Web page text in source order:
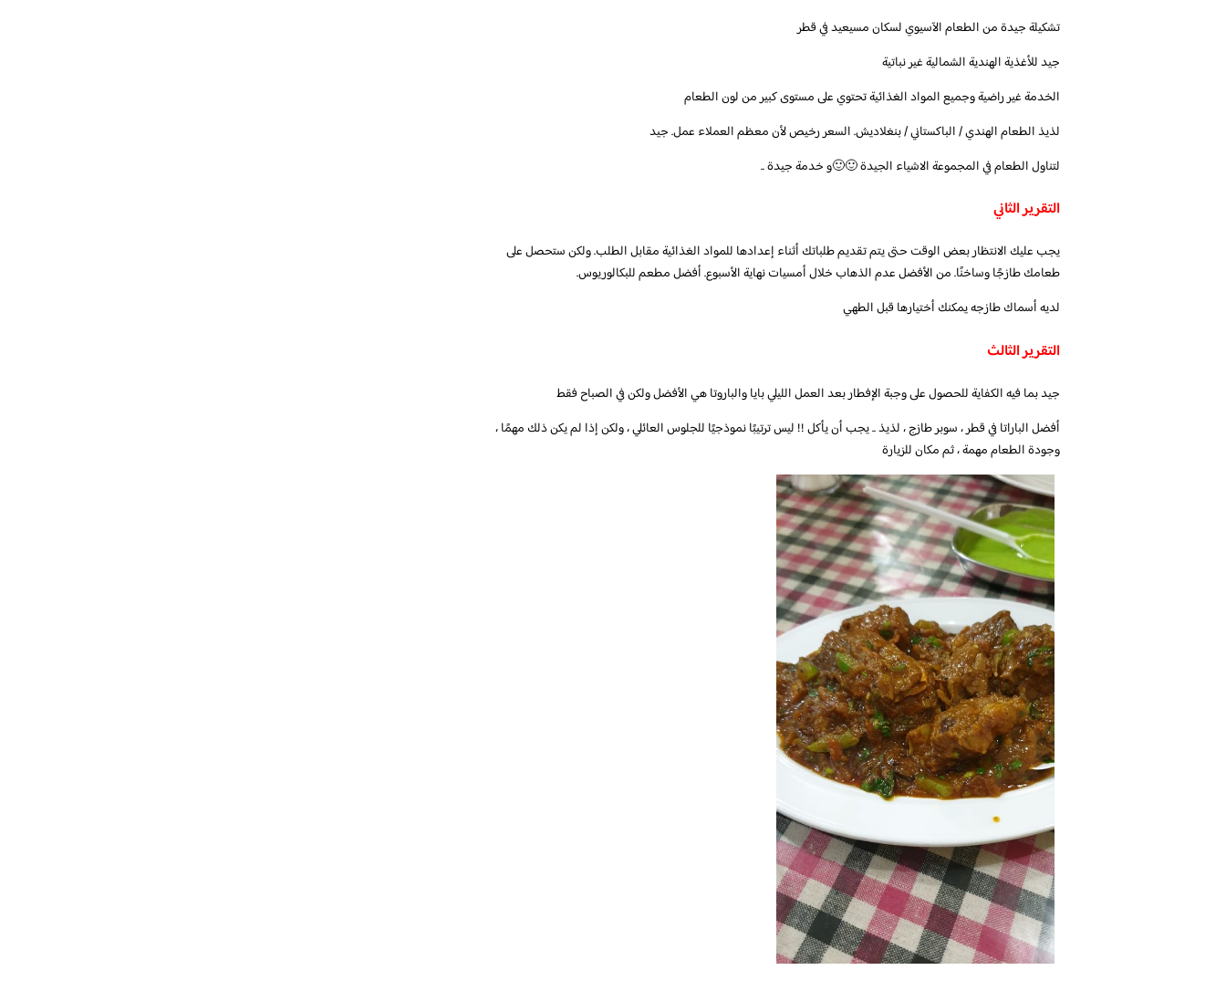
تشكيلة جيدة من الطعام الآسيوي لسكان مسيعيد في قطر
جيد للأغذية الهندية الشمالية غير نباتية
الخدمة غير راضية وجميع المواد الغذائية تحتوي على مستوى كبير من لون الطعام
لذيذ الطعام الهندي / الباكستاني / بنغلاديش. السعر رخيص لأن معظم العملاء عمل. جيد
لتناول الطعام في المجموعة الاشياء الجيدة 🙂🙂و خدمة جيدة ..
التقرير الثاني
يجب عليك الانتظار بعض الوقت حتى يتم تقديم طلباتك أثناء إعدادها للمواد الغذائية مقابل الطلب. ولكن ستحصل على
طعامك طازجًا وساخنًا. من الأفضل عدم الذهاب خلال أمسيات نهاية الأسبوع. أفضل مطعم للبكالوريوس.
لديه أسماك طازجه يمكنك أختيارها قبل الطهي
التقرير الثالث
جيد بما فيه الكفاية للحصول على وجبة الإفطار بعد العمل الليلي بايا والباروتا هي الأفضل ولكن في الصباح فقط
أفضل الباراتا في قطر ، سوبر طازج ، لذيذ .. يجب أن يأكل !! ليس ترتيبًا نموذجيًا للجلوس العائلي ، ولكن إذا لم يكن ذلك مهمًا ،
وجودة الطعام مهمة ، ثم مكان للزيارة